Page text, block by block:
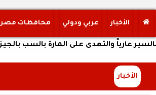
الأخبار عربي ودولي محافظات مصر
والتعدى على المارة بالسب بالجيزة
الأخبار